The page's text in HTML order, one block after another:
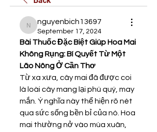
nguyenbich13697
nguyenbich13697
September 17, 2024
Bài Thuốc Đặc Biệt Giúp Hoa Mai
Không Rụng: Bí Quyết Từ Một
Lão Nông Ở Cần Thơ
Từ xa xưa, cây mai đã được coi
là loài cây mang lại phú quý, may
mắn. Ý nghĩa này thể hiện rõ nét
qua sức sống bền bỉ của nó. Hoa
mai thường nở vào mùa xuân,